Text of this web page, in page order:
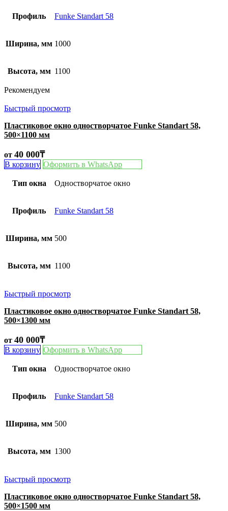
Профиль Funke Standart 58
Ширина, мм 1000
Высота, мм 1100
Рекомендуем
Быстрый просмотр
Пластиковое окно одностворчатое Funke Standart 58,
500×1100 мм
от 40 000₸
В корзину Оформить в WhatsApp
Тип окна Одностворчатое окно
Профиль Funke Standart 58
Ширина, мм 500
Высота, мм 1100
Быстрый просмотр
Пластиковое окно одностворчатое Funke Standart 58,
500×1300 мм
от 40 000₸
В корзину Оформить в WhatsApp
Тип окна Одностворчатое окно
Профиль Funke Standart 58
Ширина, мм 500
Высота, мм 1300
Быстрый просмотр
Пластиковое окно одностворчатое Funke Standart 58,
500×1500 мм